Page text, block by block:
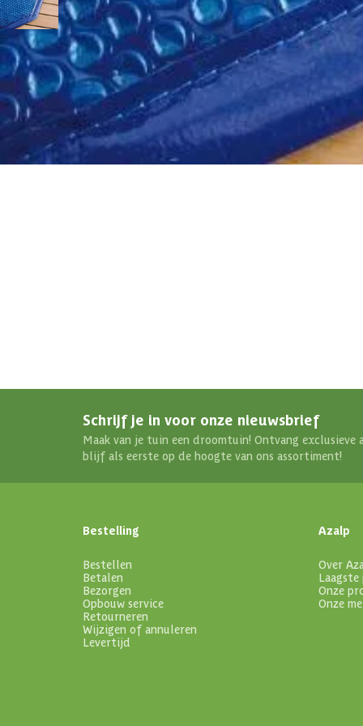
Ubbink Azura zomerzeil 750 x 400 cm (8-hoekig) ovaalvormig
279,-
In winkelwagen
4,5/5bij Trustpilot Luxe assortiment tegen
Schrijf je in voor onze nieuwsbrief
Maak van je tuin een droomtuin! Ontvang exclusieve
blijf als eerste op de hoogte van ons assortiment!
Bestelling
Bestellen
Betalen
Bezorgen
Opbouw service
Retourneren
Wijzigen of annuleren
Levertijd
Azalp
Over
Onze
Onze